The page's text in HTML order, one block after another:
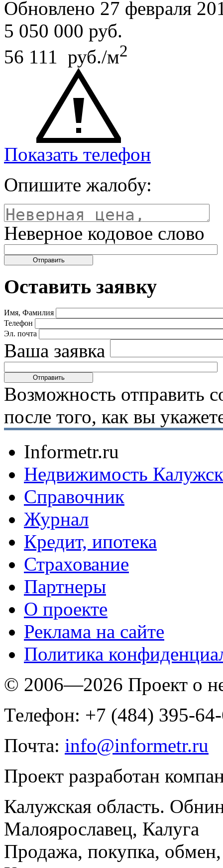
Обновлено 27 февраля
5 050 000 руб.
56 111 руб./м2
Показать телефон
Опишите жалобу:
Неверное кодовое слово
Оставить заявку
Имя, Фамилия
Телефон
Эл. почта
Ваша заявка
Возможность отправить
после того, как вы
Informetr.ru
Недвижимость
Справочник
Журнал
Кредит, ипотека
Страхование
Партнеры
O проекте
Реклама на сайте
Политика
© 2006—2026 Проект о
Телефон: +7 (484) 395-
Почта: info@informetr.ru
Проект разработан
Калужская область.
Малоярославец, Калуга
Продажа, покупка, обмен,